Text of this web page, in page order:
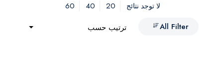
لا توجد نتائج 20
40
60
All Filter
ترتيب حسب